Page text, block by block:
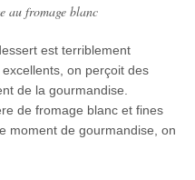
au fromage blanc
est terriblement
on perçoit des
de la gourmandise.
de fromage blanc et fines
moment de gourmandise, on